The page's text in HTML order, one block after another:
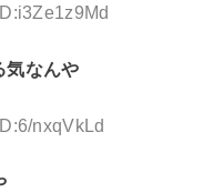
気なんや
nxqVkLd